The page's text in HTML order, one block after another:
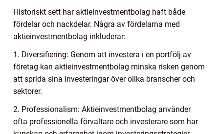
Historiskt sett har aktieinvestmentbolag haft både
fördelar och nackdelar. Några av fördelarna med
aktieinvestmentbolag inkluderar:
1. Diversifiering: Genom att investera i en portfölj av
företag kan aktieinvestmentbolag minska risken genom
att sprida sina investeringar över olika branscher och
sektorer.
2. Professionalism: Aktieinvestmentbolag använder
ofta professionella förvaltare och investerare som har